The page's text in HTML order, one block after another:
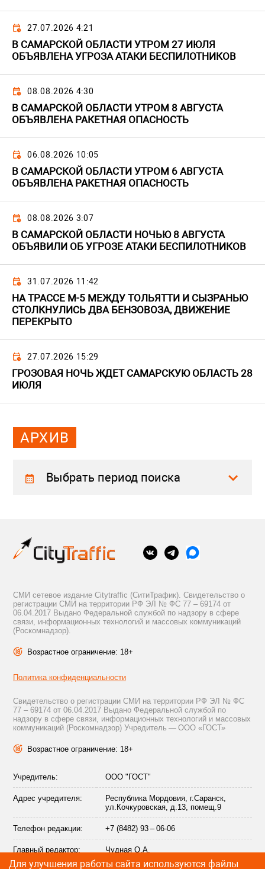
27.07.2026 4:21
В САМАРСКОЙ ОБЛАСТИ УТРОМ 27 ИЮЛЯ
ОБЪЯВЛЕНА УГРОЗА АТАКИ БЕСПИЛОТНИКОВ
08.08.2026 4:30
В САМАРСКОЙ ОБЛАСТИ УТРОМ 8 АВГУСТА
ОБЪЯВЛЕНА РАКЕТНАЯ ОПАСНОСТЬ
06.08.2026 10:05
В САМАРСКОЙ ОБЛАСТИ УТРОМ 6 АВГУСТА
ОБЪЯВЛЕНА РАКЕТНАЯ ОПАСНОСТЬ
08.08.2026 3:07
В САМАРСКОЙ ОБЛАСТИ НОЧЬЮ 8 АВГУСТА
ОБЪЯВИЛИ ОБ УГРОЗЕ АТАКИ БЕСПИЛОТНИКОВ
31.07.2026 11:42
НА ТРАССЕ М-5 МЕЖДУ ТОЛЬЯТТИ И СЫЗРАНЬЮ
СТОЛКНУЛИСЬ ДВА БЕНЗОВОЗА, ДВИЖЕНИЕ
ПЕРЕКРЫТО
27.07.2026 15:29
ГРОЗОВАЯ НОЧЬ ЖДЕТ САМАРСКУЮ ОБЛАСТЬ 28
ИЮЛЯ
АРХИВ
Выбрать период поиска
СМИ сетевое издание Citytraffic (СитиТрафик). Свидетельство о
регистрации СМИ на территории РФ ЭЛ № ФС 77 – 69174 от
06.04.2017 Выдано Федеральной службой по надзору в сфере
связи, информационных технологий и массовых коммуникаций
(Роскомнадзор).
Возрастное ограничение: 18+
Политика конфиденциальности
Свидетельство о регистрации СМИ на территории РФ ЭЛ № ФС
77 – 69174 от 06.04.2017 Выдано Федеральной службой по
надзору в сфере связи, информационных технологий и массовых
коммуникаций (Роскомнадзор) Учредитель — ООО «ГОСТ»
Возрастное ограничение: 18+
Учредитель: ООО "ГОСТ"
Адрес учредителя:
Республика Мордовия, г.Саранск,
ул.Кочкуровская, д.13, помещ.9
Телефон редакции: +7 (8482) 93 – 06-06
Главный редактор: Чудная О.А.
Для улучшения работы сайта используются файлы